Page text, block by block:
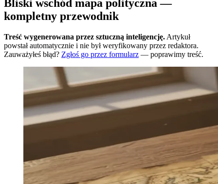
Bliski wschód mapa polityczna —
kompletny przewodnik
Treść wygenerowana przez sztuczną inteligencję. Artykuł
powstał automatycznie i nie był weryfikowany przez redaktora.
Zauważyłeś błąd? Zgłoś go przez formularz — poprawimy treść.